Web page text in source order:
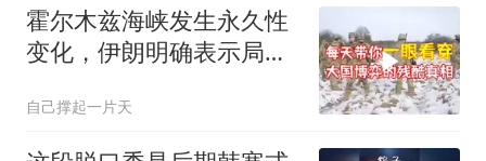
霍尔木兹海峡发生永久性
变化，伊朗明确表示局势
自己撑起一片天